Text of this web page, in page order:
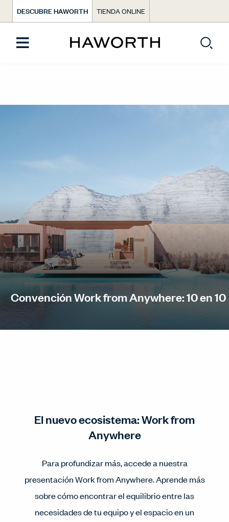
DESCUBRE HAWORTH TIENDA ONLINE
Convención Work from Anywhere: 10 en 10
El nuevo ecosistema: Work from
Anywhere
Para profundizar más, accede a nuestra
presentación Work from Anywhere. Aprende más
sobre cómo encontrar el equilibrio entre las
necesidades de tu equipo y el espacio en un